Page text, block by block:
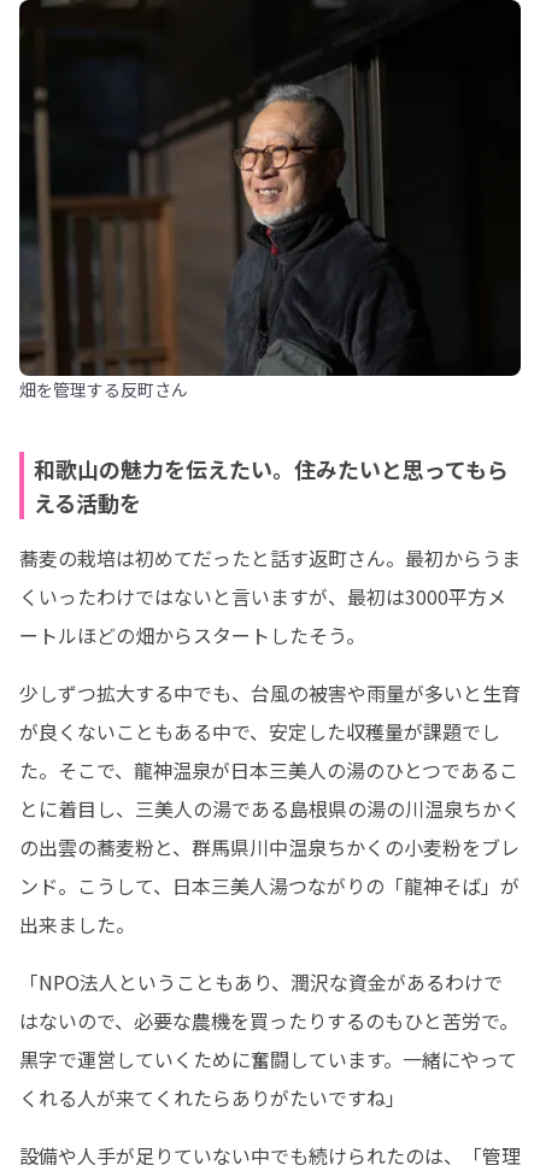
畑を管理する反町さん
和歌山の魅力を伝えたい。住みたいと思ってもら
える活動を
蕎麦の栽培は初めてだったと話す返町さん。最初からうま
くいったわけではないと言いますが、最初は3000平方メ
ートルほどの畑からスタートしたそう。
少しずつ拡大する中でも、台風の被害や雨量が多いと生育
が良くないこともある中で、安定した収穫量が課題でし
た。そこで、龍神温泉が日本三美人の湯のひとつであるこ
とに着目し、三美人の湯である島根県の湯の川温泉ちかく
の出雲の蕎麦粉と、群馬県川中温泉ちかくの小麦粉をブレ
ンド。こうして、日本三美人湯つながりの「龍神そば」が
出来ました。
「NPO法人ということもあり、潤沢な資金があるわけで
はないので、必要な農機を買ったりするのもひと苦労で。
黒字で運営していくために奮闘しています。一緒にやって
くれる人が来てくれたらありがたいですね」
設備や人手が足りていない中でも続けられたのは、「管理